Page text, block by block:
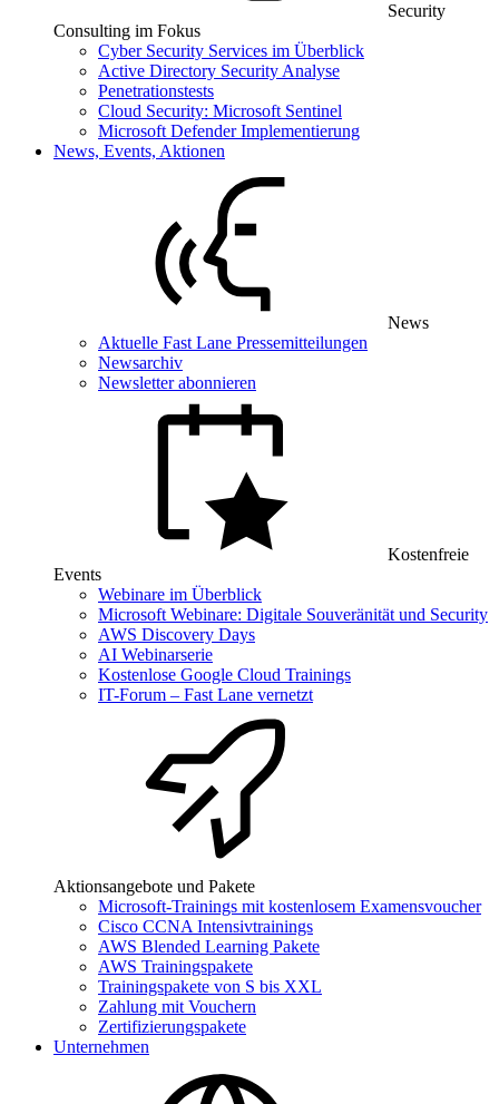
Security
Consulting im Fokus
Cyber Security Services im Überblick
Active Directory Security Analyse
Penetrationstests
Cloud Security: Microsoft Sentinel
Microsoft Defender Implementierung
News, Events, Aktionen
News
Aktuelle Fast Lane Pressemitteilungen
Newsarchiv
Newsletter abonnieren
Kostenfreie
Events
Webinare im Überblick
Microsoft Webinare: Digitale Souveränität und Security
AWS Discovery Days
AI Webinarserie
Kostenlose Google Cloud Trainings
IT-Forum – Fast Lane vernetzt
Aktionsangebote und Pakete
Microsoft-Trainings mit kostenlosem Examensvoucher
Cisco CCNA Intensivtrainings
AWS Blended Learning Pakete
AWS Trainingspakete
Trainingspakete von S bis XXL
Zahlung mit Vouchern
Zertifizierungspakete
Unternehmen